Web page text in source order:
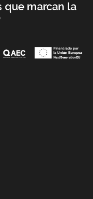
que marcan la